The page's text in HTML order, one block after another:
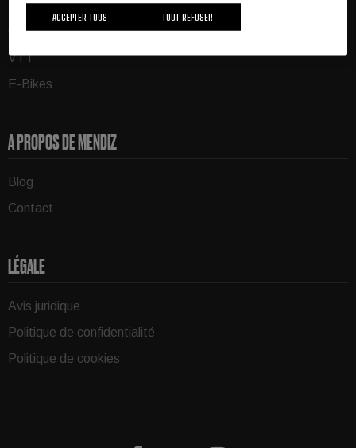
Route
Gravel
VTT
E-Bikes
A PROPOS DE MENDIZ
Blog
Contact
LÉGALE
Avis juridique
Politique de confidentialité
Politique de cookies
TOUT REFUSER
ACCEPTER TOUS